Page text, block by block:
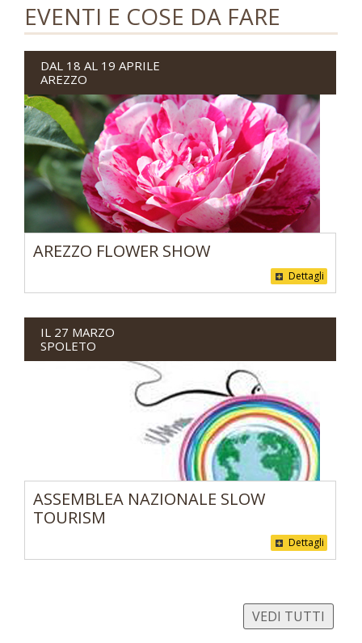
EVENTI E COSE DA FARE
DAL 18 AL 19 APRILE
AREZZO
AREZZO FLOWER SHOW
Dettagli
IL 27 MARZO
SPOLETO
ASSEMBLEA NAZIONALE SLOW
TOURISM
Dettagli
VEDI TUTTI